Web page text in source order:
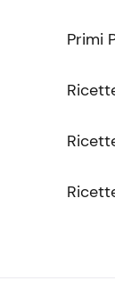
Primi